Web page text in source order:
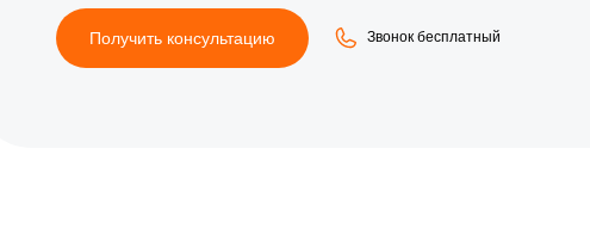
Получить консультацию Звонок бесплатный